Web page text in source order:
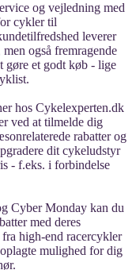
og vejledning med
cykler til
leverer
også fremragende
gøre et godt køb - lige
hos Cykelexperten.dk
ved at tilmelde dig
rabatter og
dit cykeludstyr
- f.eks. i forbindelse
Cyber Monday kan du
med deres
high-end racercykler
mulighed for dig